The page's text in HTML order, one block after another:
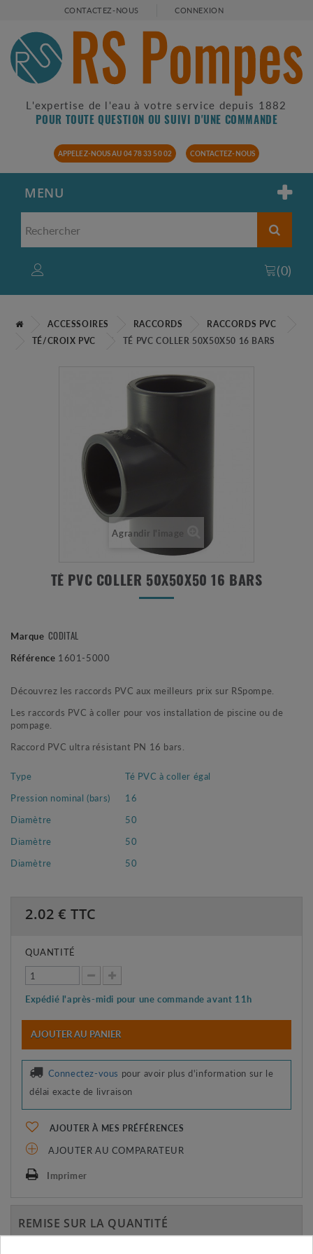
CONTACTEZ-NOUS CONNEXION
L'expertise de l'eau à votre service depuis 1882
POUR TOUTE QUESTION OU SUIVI D'UNE COMMANDE
APPELEZ-NOUS AU 04 78 33 50 02 CONTACTEZ-NOUS
MENU
(0)
ACCESSOIRES RACCORDS
RACCORDS PVC
TÉ/CROIX PVC
TÉ PVC COLLER 50X50X50 16 BARS
Agrandir l'image
TÉ PVC COLLER 50X50X50 16 BARS
Marque CODITAL
Référence 1601-5000
Découvrez les raccords PVC aux meilleurs prix sur RSpompe.
Les raccords PVC à coller pour vos installation de piscine ou de
pompage.
Raccord PVC ultra résistant PN 16 bars.
Type
Té PVC à coller égal
Pression nominal (bars)
16
Diamètre
50
Diamètre
50
Diamètre
50
2.02 € TTC
QUANTITÉ
Expédié l'après-midi pour une commande avant 11h
AJOUTER AU PANIER
Connectez-vous pour avoir plus d'information sur le
délai exacte de livraison
AJOUTER À MES PRÉFÉRENCES
AJOUTER AU COMPARATEUR
Imprimer
REMISE SUR LA QUANTITÉ
Appliquée dans le panier